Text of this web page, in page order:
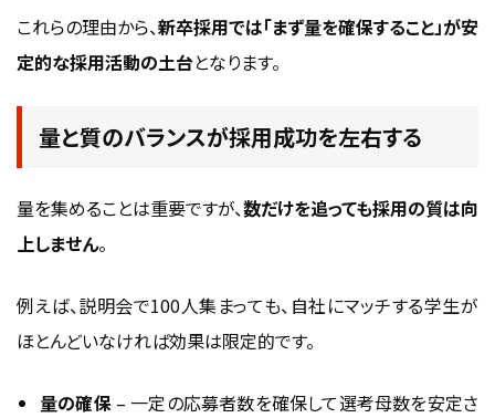
これらの理由から、新卒採用では「まず量を確保すること」が安
定的な採用活動の土台となります。
量と質のバランスが採用成功を左右する
量を集めることは重要ですが、数だけを追っても採用の質は向
上しません。
例えば、説明会で100人集まっても、自社にマッチする学生が
ほとんどいなければ効果は限定的です。
量の確保 – 一定の応募者数を確保して選考母数を安定さ